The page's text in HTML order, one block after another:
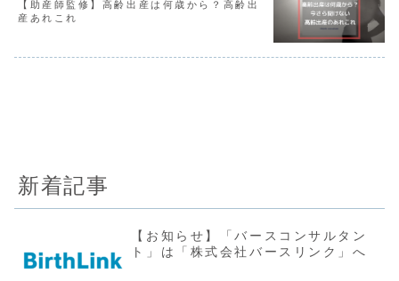
【助産師監修】高齢出産は何歳から？高齢出
産あれこれ
新着記事
【お知らせ】「バースコンサルタン
ト」は「株式会社バースリンク」へ